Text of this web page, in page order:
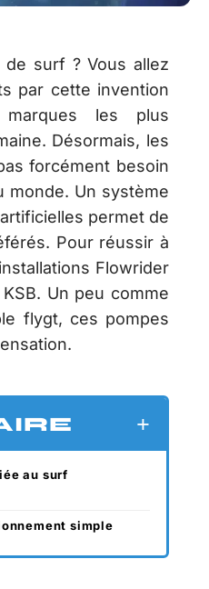
surf ? Vous allez
par cette invention
les plus
Désormais, les
forcément besoin
monde. Un système
permet de
Pour réussir à
Flowrider
Un peu comme
flygt, ces pompes
au surf
simple